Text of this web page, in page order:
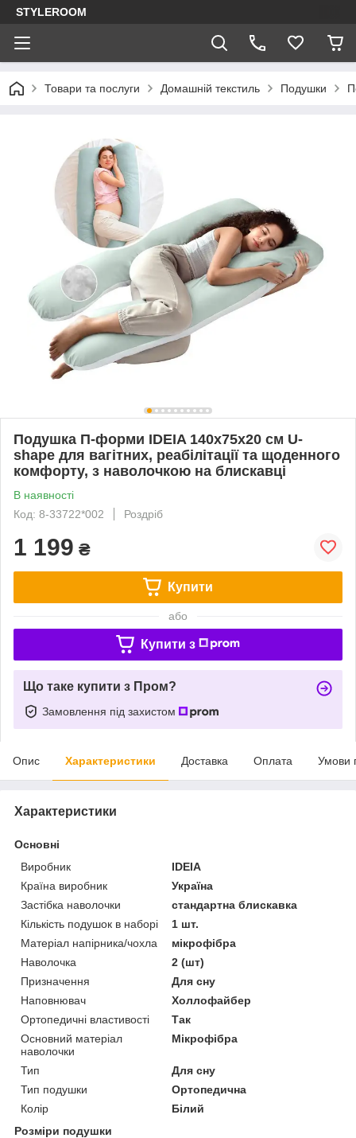
STYLEROOM
Товари та послуги Домашній текстиль Подушки
Подушка П-форми IDEIA 140х75х20 см U-
shape для вагітних, реабілітації та щоденного
комфорту, з наволочкою на блискавці
В наявності
Код: 8-33722*002
Роздріб
1 199 ₴
Купити
або
Купити з
Що таке купити з Пром?
Замовлення під захистом
Опис Характеристики Доставка Оплата Умови
Характеристики
Основні
Виробник
IDEIA
Країна виробник
Україна
Застібка наволочки
стандартна блискавка
Кількість подушок в наборі
1 шт.
Матеріал напірника/чохла
мікрофібра
Наволочка
2 (шт)
Призначення
Для сну
Наповнювач
Холлофайбер
Ортопедичні властивості
Так
Основний матеріал
наволочки
Мікрофібра
Тип
Для сну
Тип подушки
Ортопедична
Колір
Білий
Розміри подушки